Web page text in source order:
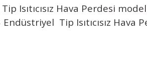
Isıtıcısız Hava Perdesi
Tip Isıtıcısız Hava